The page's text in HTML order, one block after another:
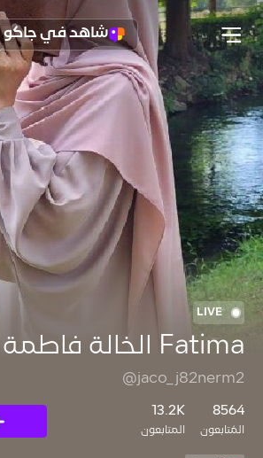
شاهد في جاكو
LIVE
Fatima الخالة فاطمة
@jaco_j82nerm2
8564
المُتابعون
13.2K
المتابعون